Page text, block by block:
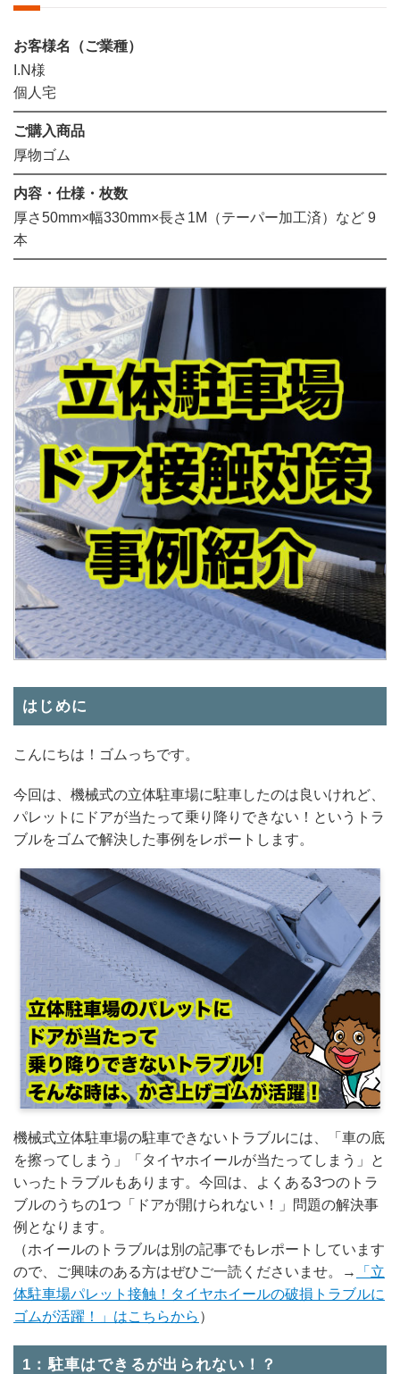
お客様名（ご業種）
I.N様
個人宅
ご購入商品
厚物ゴム
内容・仕様・枚数
厚さ50mm×幅330mm×長さ1M（テーパー加工済）など 9
本
はじめに
こんにちは！ゴムっちです。
今回は、機械式の立体駐車場に駐車したのは良いけれど、
パレットにドアが当たって乗り降りできない！というトラ
ブルをゴムで解決した事例をレポートします。
機械式立体駐車場の駐車できないトラブルには、「車の底
を擦ってしまう」「タイヤホイールが当たってしまう」と
いったトラブルもあります。今回は、よくある3つのトラ
ブルのうちの1つ「ドアが開けられない！」問題の解決事
例となります。
（ホイールのトラブルは別の記事でもレポートしています
ので、ご興味のある方はぜひご一読くださいませ。→
「立
体駐車場パレット接触！タイヤホイールの破損トラブルに
ゴムが活躍！」はこちらから ）
1：駐車はできるが出られない！？